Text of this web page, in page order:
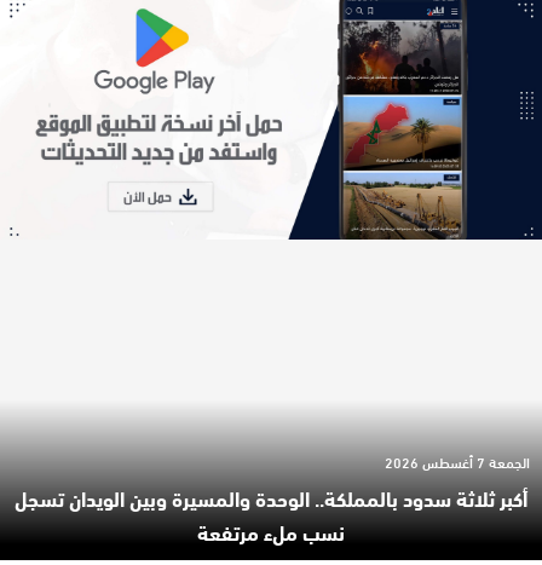
أكبر ثلاثة سدود بالمملكة.. الوحدة والمسيرة وبين الويدان تسجل
نسب ملء مرتفعة
الجمعة 7 أغسطس 2026